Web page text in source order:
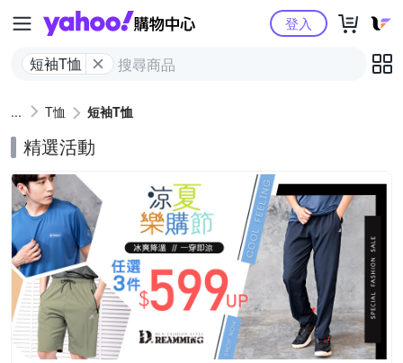
Yahoo購物中心
短袖T恤
登入
T恤 短袖T恤
精選活動